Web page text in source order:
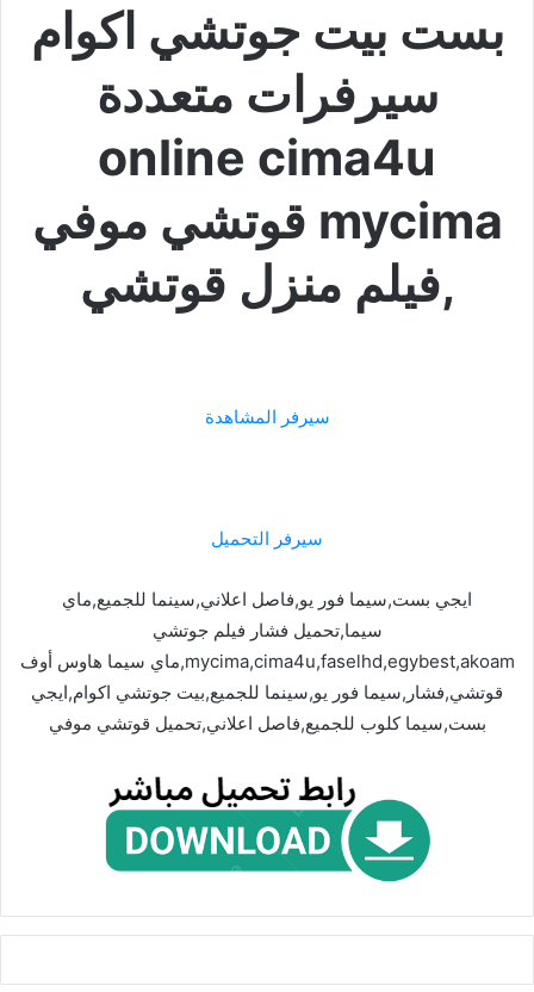
بست بيت جوتشي اكوام
سيرفرات متعددة
online cima4u
mycima قوتشي موفي
,فيلم منزل قوتشي
سيرفر المشاهدة
سيرفر التحميل
ايجي بست,سيما فور يو,فاصل اعلاني,سينما للجميع,ماي
سيما,تحميل فشار فيلم جوتشي
mycima,cima4u,faselhd,egybest,akoam,ماي سيما هاوس أوف
قوتشي,فشار,سيما فور يو,سينما للجميع,بيت جوتشي اكوام,ايجي
بست,سيما كلوب للجميع,فاصل اعلاني,تحميل قوتشي موفي